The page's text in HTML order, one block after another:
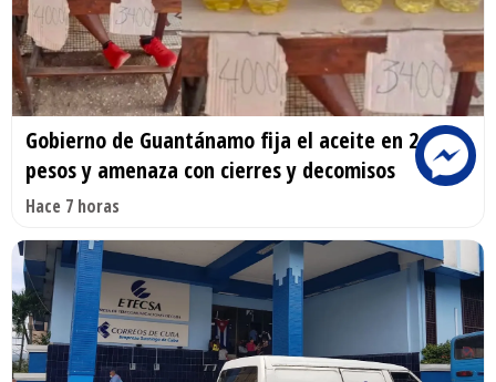
Gobierno de Guantánamo fija el aceite en 2.200
pesos y amenaza con cierres y decomisos
Hace 7 horas